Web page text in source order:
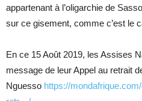
appartenant à l’oligarchie de
sur ce gisement, comme c’est le
En ce 15 Août 2019, les Assises
message de leur Appel au retrait
Nguesso https://